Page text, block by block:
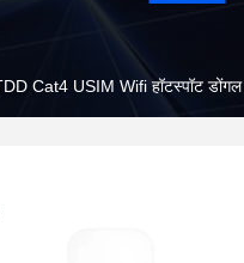
Cat4 USIM Wifi हॉटस्पॉट डोंगल